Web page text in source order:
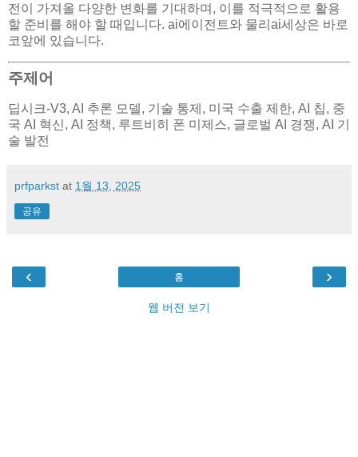
전이 가져올 다양한 변화를 기대하며, 이를 적극적으로 활용
할 준비를 해야 할 때입니다. ai에이전트와 물리ai세상은 바로
코앞에 있습니다.
주제어
딥시크-V3, AI 추론 모델, 기술 통제, 미국 수출 제한, AI 칩, 중
국 AI 혁신, AI 정책, 루트비히 폰 미제스, 글로벌 AI 경쟁, AI 기
술 발전
prfparkst at 1월 13, 2025
공유
‹ ›
홈
웹 버전 보기